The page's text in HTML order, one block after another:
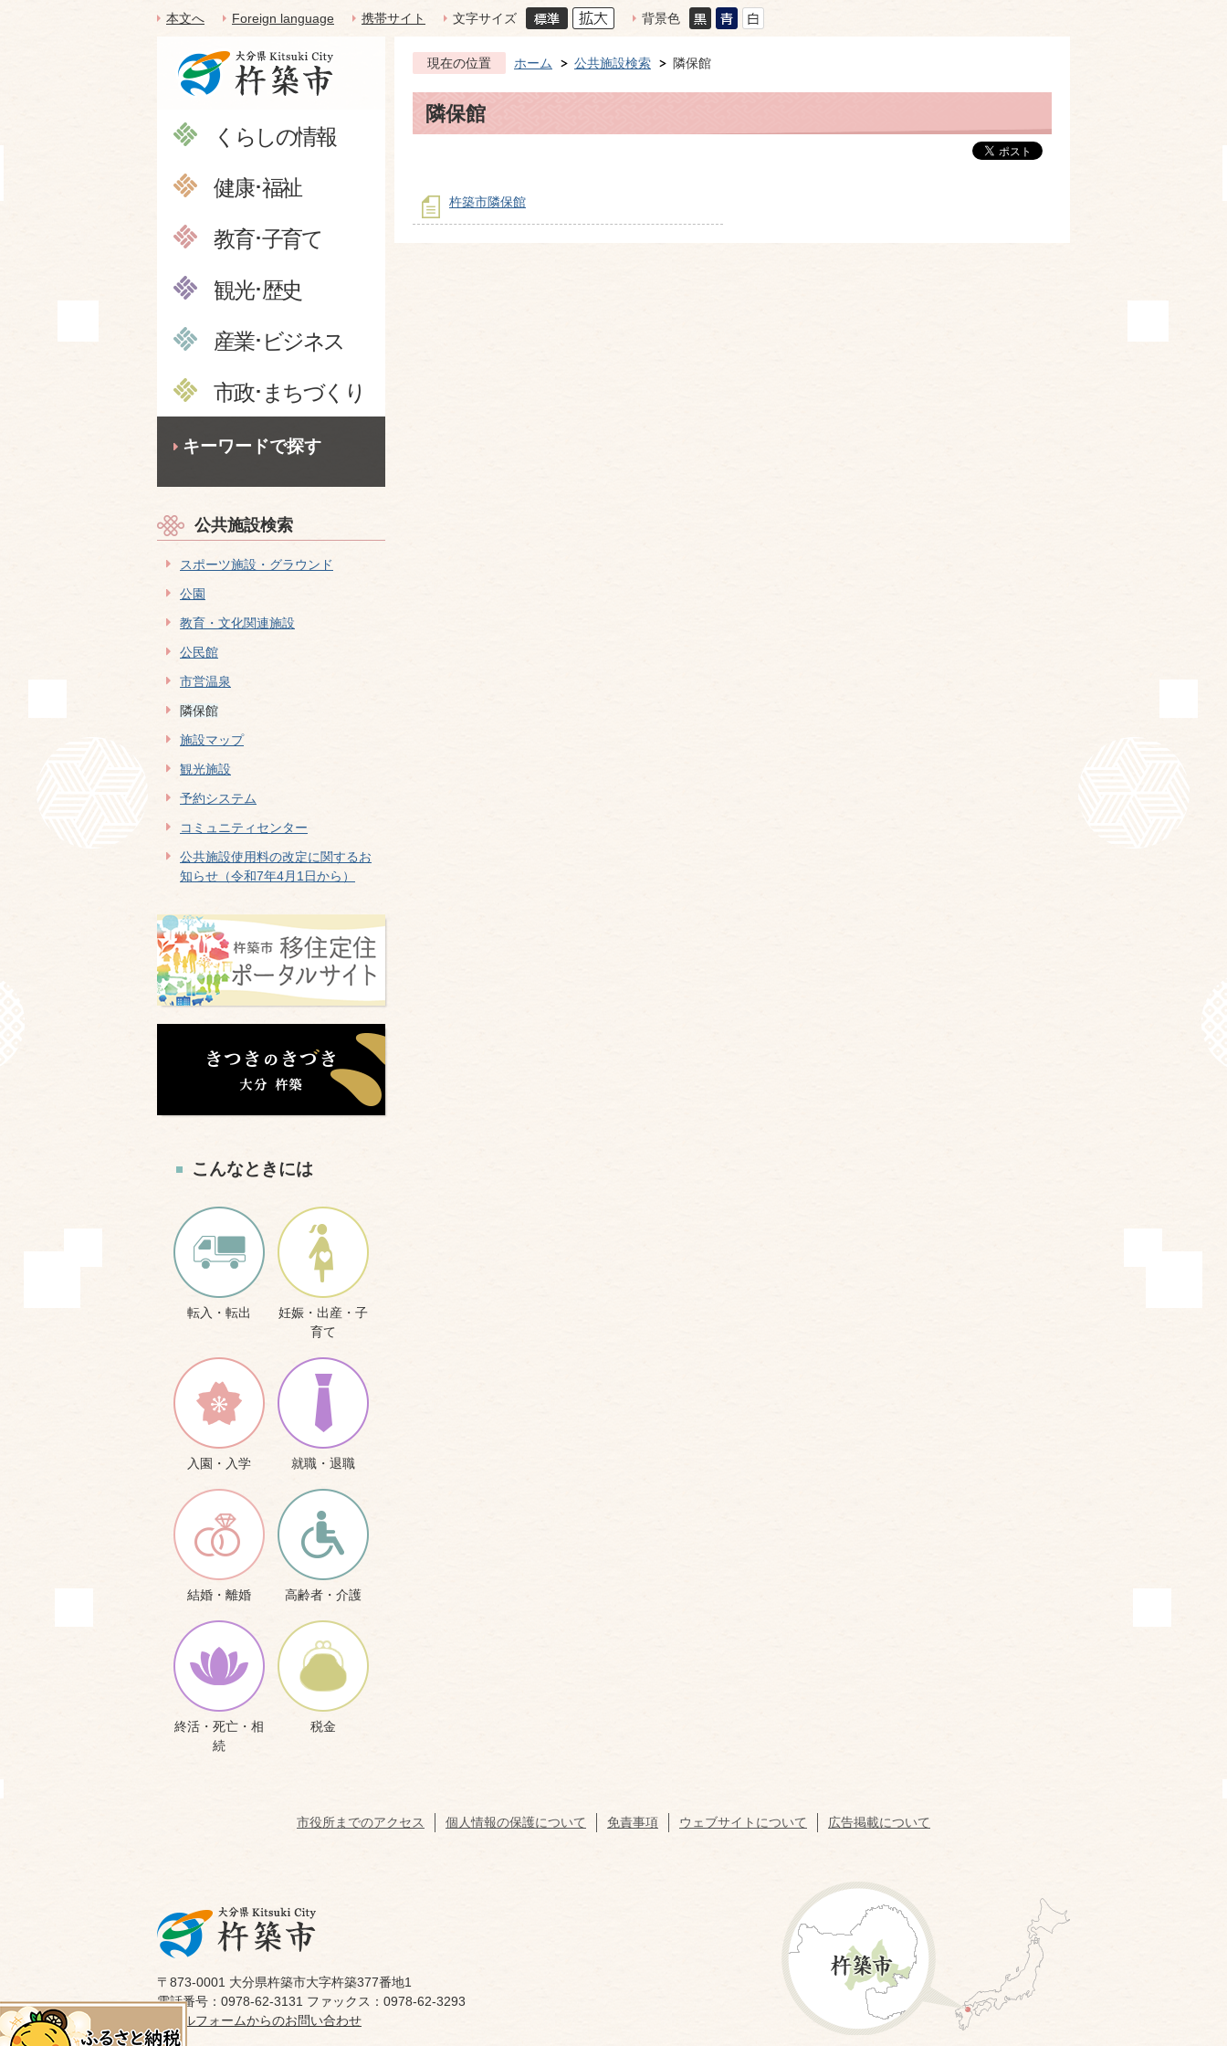
本文へ Foreign language 携帯サイト 文字サイズ 背景色
くらしの情報
健康･福祉
教育･子育て
観光･歴史
産業･ビジネス
市政･まちづくり
キーワードで探す
公共施設検索
スポーツ施設・グラウンド
公園
教育・文化関連施設
公民館
市営温泉
隣保館
施設マップ
観光施設
予約システム
コミュニティセンター
公共施設使用料の改定に関するお
知らせ（令和7年4月1日から）
こんなときには
転入・転出
妊娠・出産・子
育て
入園・入学 就職・退職
結婚・離婚 高齢者・介護
終活・死亡・相
続
税金
現在の位置 ホーム 公共施設検索 隣保館
隣保館
杵築市隣保館
市役所までのアクセス 個人情報の保護について 免責事項 ウェブサイトについて 広告掲載について
〒873-0001 大分県杵築市大字杵築377番地1
電話番号：0978-62-3131 ファックス：0978-62-3293
メールフォームからのお問い合わせ